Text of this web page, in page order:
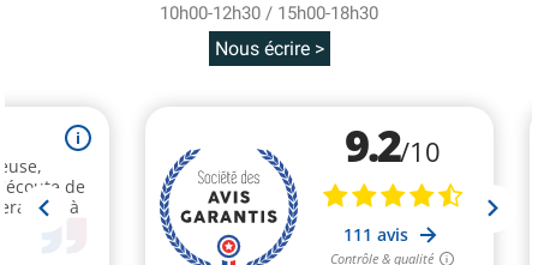
10h00-12h30 / 15h00-18h30
Nous écrire >